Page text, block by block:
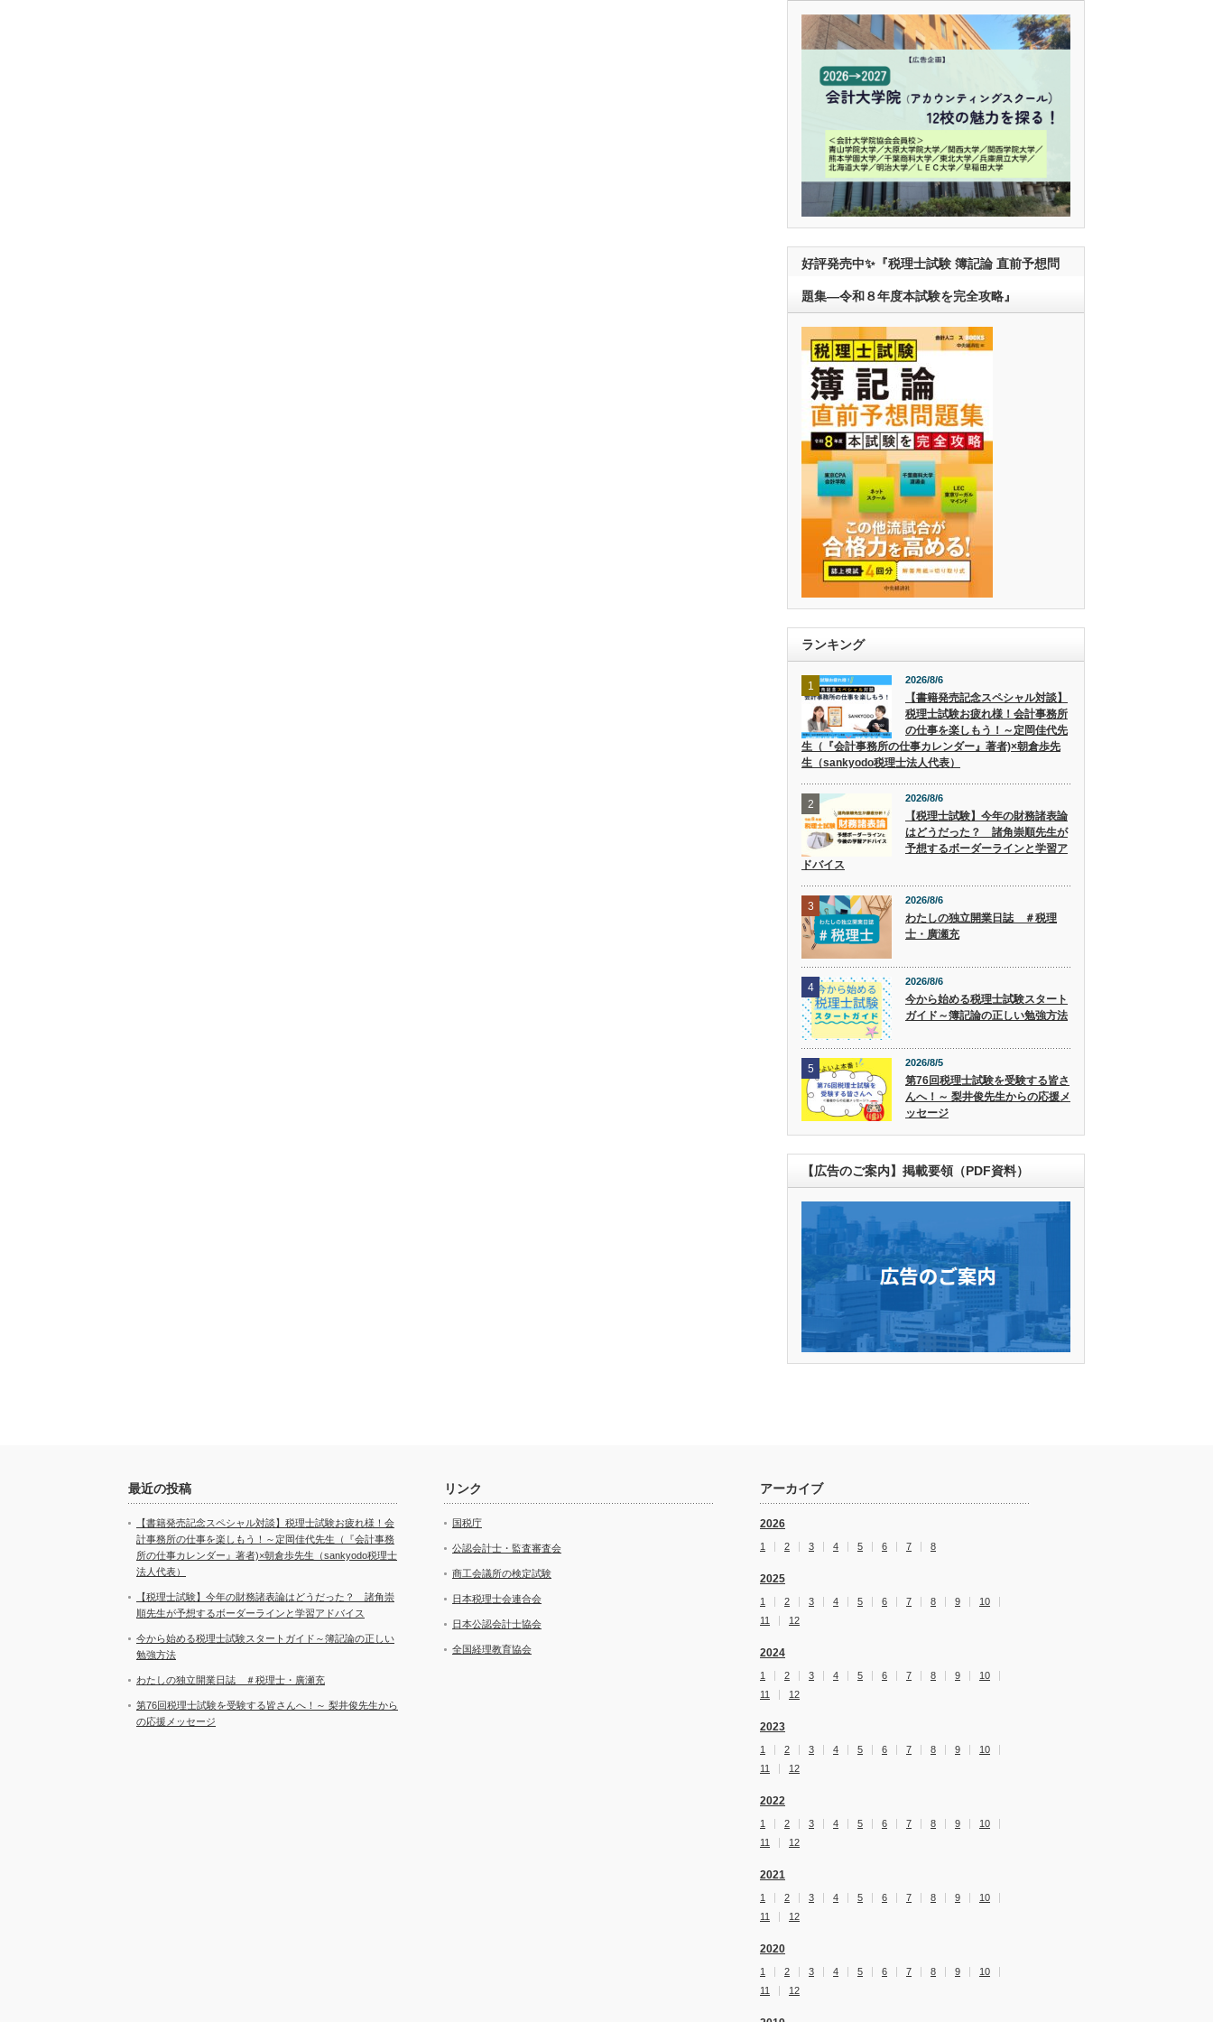
好評発売中✨『税理士試験 簿記論 直前予想問
題集―令和８年度本試験を完全攻略』
ランキング
1 2026/8/6
【書籍発売記念スペシャル対談】
税理士試験お疲れ様！会計事務所
の仕事を楽しもう！～定岡佳代先
生（『会計事務所の仕事カレンダー』著者)×朝倉歩先
生（sankyodo税理士法人代表）
2 2026/8/6
【税理士試験】今年の財務諸表論
はどうだった？ 諸角崇順先生が
予想するボーダーラインと学習ア
ドバイス
3 2026/8/6
わたしの独立開業日誌 ＃税理
士・廣瀬充
4 2026/8/6
今から始める税理士試験スタート
ガイド～簿記論の正しい勉強方法
5 2026/8/5
第76回税理士試験を受験する皆さ
んへ！～ 梨井俊先生からの応援メ
ッセージ
【広告のご案内】掲載要領（PDF資料）
最近の投稿
【書籍発売記念スペシャル対談】税理士試験お疲れ様！会
計事務所の仕事を楽しもう！～定岡佳代先生（『会計事務
所の仕事カレンダー』著者)×朝倉歩先生（sankyodo税理士
法人代表）
【税理士試験】今年の財務諸表論はどうだった？ 諸角崇
順先生が予想するボーダーラインと学習アドバイス
今から始める税理士試験スタートガイド～簿記論の正しい
勉強方法
わたしの独立開業日誌 ＃税理士・廣瀬充
第76回税理士試験を受験する皆さんへ！～ 梨井俊先生から
の応援メッセージ
リンク
国税庁
公認会計士・監査審査会
商工会議所の検定試験
日本税理士会連合会
日本公認会計士協会
全国経理教育協会
アーカイブ
2026
1 2 3 4 5 6 7 8
2025
1 2 3 4 5 6 7 8 9
10
11
12
2024
1 2 3 4 5 6 7 8 9
10
11
12
2023
1 2 3 4 5 6 7 8 9
10
11
12
2022
1 2 3 4 5 6 7 8 9
10
11
12
2021
1 2 3 4 5 6 7 8 9
10
11
12
2020
1 2 3 4 5 6 7 8 9
10
11
12